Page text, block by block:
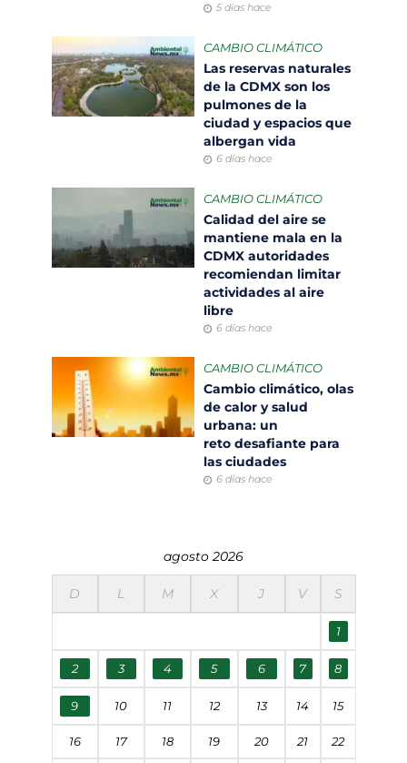
5 días hace
CAMBIO CLIMÁTICO
Las reservas naturales
de la CDMX son los
pulmones de la
ciudad y espacios que
albergan vida
6 días hace
CAMBIO CLIMÁTICO
Calidad del aire se
mantiene mala en la
CDMX autoridades
recomiendan limitar
actividades al aire
libre
6 días hace
CAMBIO CLIMÁTICO
Cambio climático, olas
de calor y salud
urbana: un
reto desafiante para
las ciudades
6 días hace
agosto 2026
D L M X J V S
1
2 3 4 5 6 7 8
9 10 11 12 13 14 15
16 17 18 19 20 21 22